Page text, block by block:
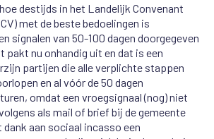
destijds in het Landelijk Convenant
met de beste bedoelingen is
signalen van 50-100 dagen doorgegeven
pakt nu onhandig uit en dat is een
zijn partijen die alle verplichte stappen
en al vóór de 50 dagen
, omdat een vroegsignaal(nog) niet
als mail of brief bij de gemeente
dank aan sociaal incasso een